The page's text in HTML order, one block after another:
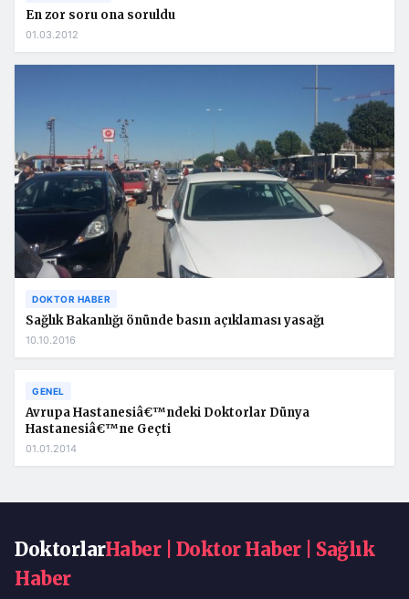
En zor soru ona soruldu
01.03.2012
DOKTOR HABER
Sağlık Bakanlığı önünde basın açıklaması yasağı
10.10.2016
GENEL
Avrupa Hastanesiâ€™ndeki Doktorlar Dünya
Hastanesiâ€™ne Geçti
01.01.2014
DoktorlarHaber | Doktor Haber | Sağlık
Haber